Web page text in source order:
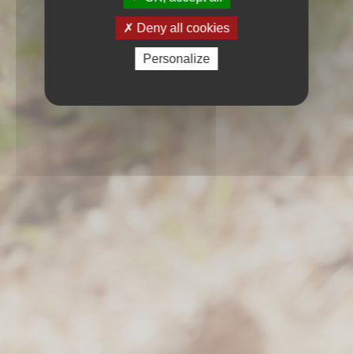
Deny all cookies
Personalize